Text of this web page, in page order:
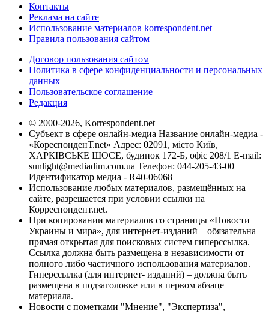
Контакты
Реклама на сайте
Использование материалов korrespondent.net
Правила пользования сайтом
Договор пользования сайтом
Политика в сфере конфиденциальности и персональных
данных
Пользовательское соглашение
Редакция
© 2000-2026, Korrespondent.net
Субъект в сфере онлайн-медиа Название онлайн-медиа -
«КореспонденТ.net» Адрес: 02091, місто Київ,
ХАРКІВСЬКЕ ШОСЕ, будинок 172-Б, офіс 208/1 E-mail:
sunlight@mediadim.com.ua Телефон: 044-205-43-00
Идентификатор медиа - R40-06068
Использование любых материалов, размещённых на
сайте, разрешается при условии ссылки на
Корреспондент.net.
При копировании материалов со страницы «Новости
Украины и мира», для интернет-изданий – обязательна
прямая открытая для поисковых систем гиперссылка.
Ссылка должна быть размещена в независимости от
полного либо частичного использования материалов.
Гиперссылка (для интернет- изданий) – должна быть
размещена в подзаголовке или в первом абзаце
материала.
Новости с пометками "Мнение", "Экспертиза",